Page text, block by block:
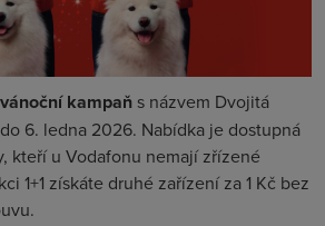
vánoční kampaň s názvem Dvojitá
6. ledna 2026. Nabídka je dostupná
kteří u Vodafonu nemají zřízené
1+1 získáte druhé zařízení za 1 Kč bez